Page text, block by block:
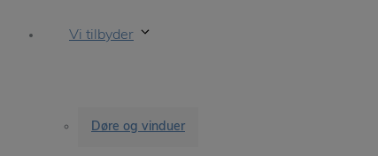
Vi tilbyder
Døre og vinduer